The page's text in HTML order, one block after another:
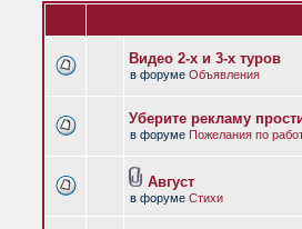
Видео 2-х и 3-х туров
в форуме Объявления
Уберите рекламу
в форуме Пожелания по
Август
в форуме Стихи